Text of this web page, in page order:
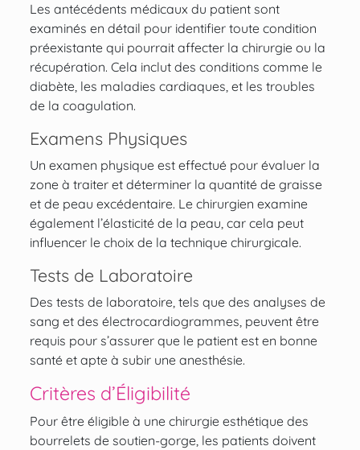
Les antécédents médicaux du patient sont
examinés en détail pour identifier toute condition
préexistante qui pourrait affecter la chirurgie ou la
récupération. Cela inclut des conditions comme le
diabète, les maladies cardiaques, et les troubles
de la coagulation.
Examens Physiques
Un examen physique est effectué pour évaluer la
zone à traiter et déterminer la quantité de graisse
et de peau excédentaire. Le chirurgien examine
également l’élasticité de la peau, car cela peut
influencer le choix de la technique chirurgicale.
Tests de Laboratoire
Des tests de laboratoire, tels que des analyses de
sang et des électrocardiogrammes, peuvent être
requis pour s’assurer que le patient est en bonne
santé et apte à subir une anesthésie.
Critères d’Éligibilité
Pour être éligible à une chirurgie esthétique des
bourrelets de soutien-gorge, les patients doivent